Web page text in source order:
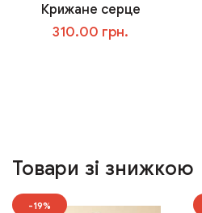
Крижане серце
310.00 грн.
Товари зі знижкою
-19%